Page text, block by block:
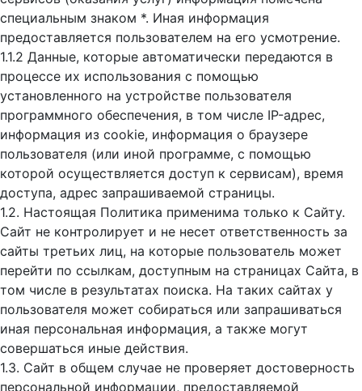
специальным знаком *. Иная информация
предоставляется пользователем на его усмотрение.
1.1.2 Данные, которые автоматически передаются в
процессе их использования с помощью
установленного на устройстве пользователя
программного обеспечения, в том числе IP-адрес,
информация из cookie, информация о браузере
пользователя (или иной программе, с помощью
которой осуществляется доступ к cервисам), время
доступа, адрес запрашиваемой страницы.
1.2. Настоящая Политика применима только к Сайту.
Сайт не контролирует и не несет ответственность за
сайты третьих лиц, на которые пользователь может
перейти по ссылкам, доступным на страницах Сайта, в
том числе в результатах поиска. На таких сайтах у
пользователя может собираться или запрашиваться
иная персональная информация, а также могут
совершаться иные действия.
1.3. Сайт в общем случае не проверяет достоверность
персональной информации, предоставляемой